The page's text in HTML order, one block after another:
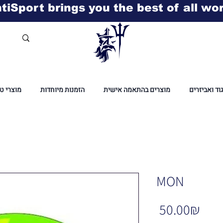
brings you the best of all
ואביזרים מוצרים בהתאמה אישית הזמנות מיוחדות מוצרי
MON
‏50.00 ‏₪